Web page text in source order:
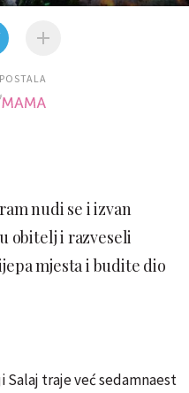
nudi se i izvan
obitelj i razveseli
mjesta i budite dio
traje već sedamnaest